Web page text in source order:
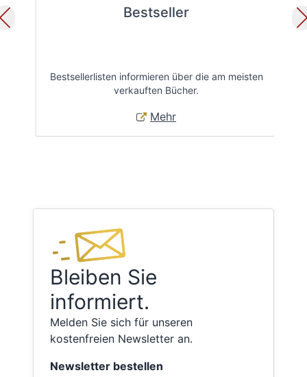
Bestseller
Bestsellerlisten informieren über die am meisten
verkauften Bücher.
Mehr
Bleiben Sie
informiert.
Melden Sie sich für unseren
kostenfreien Newsletter an.